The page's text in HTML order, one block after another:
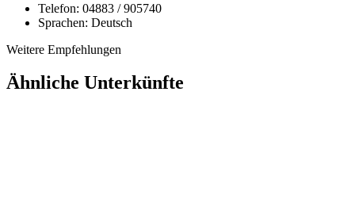
Telefon: 04883 / 905740
Sprachen: Deutsch
Weitere Empfehlungen
Ähnliche Unterkünfte